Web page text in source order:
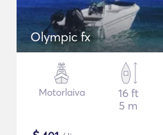
Olympic fx
Motorlaiva
16 ft
5 m